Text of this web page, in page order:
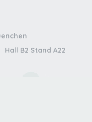
Muenchen
B2 Stand A22